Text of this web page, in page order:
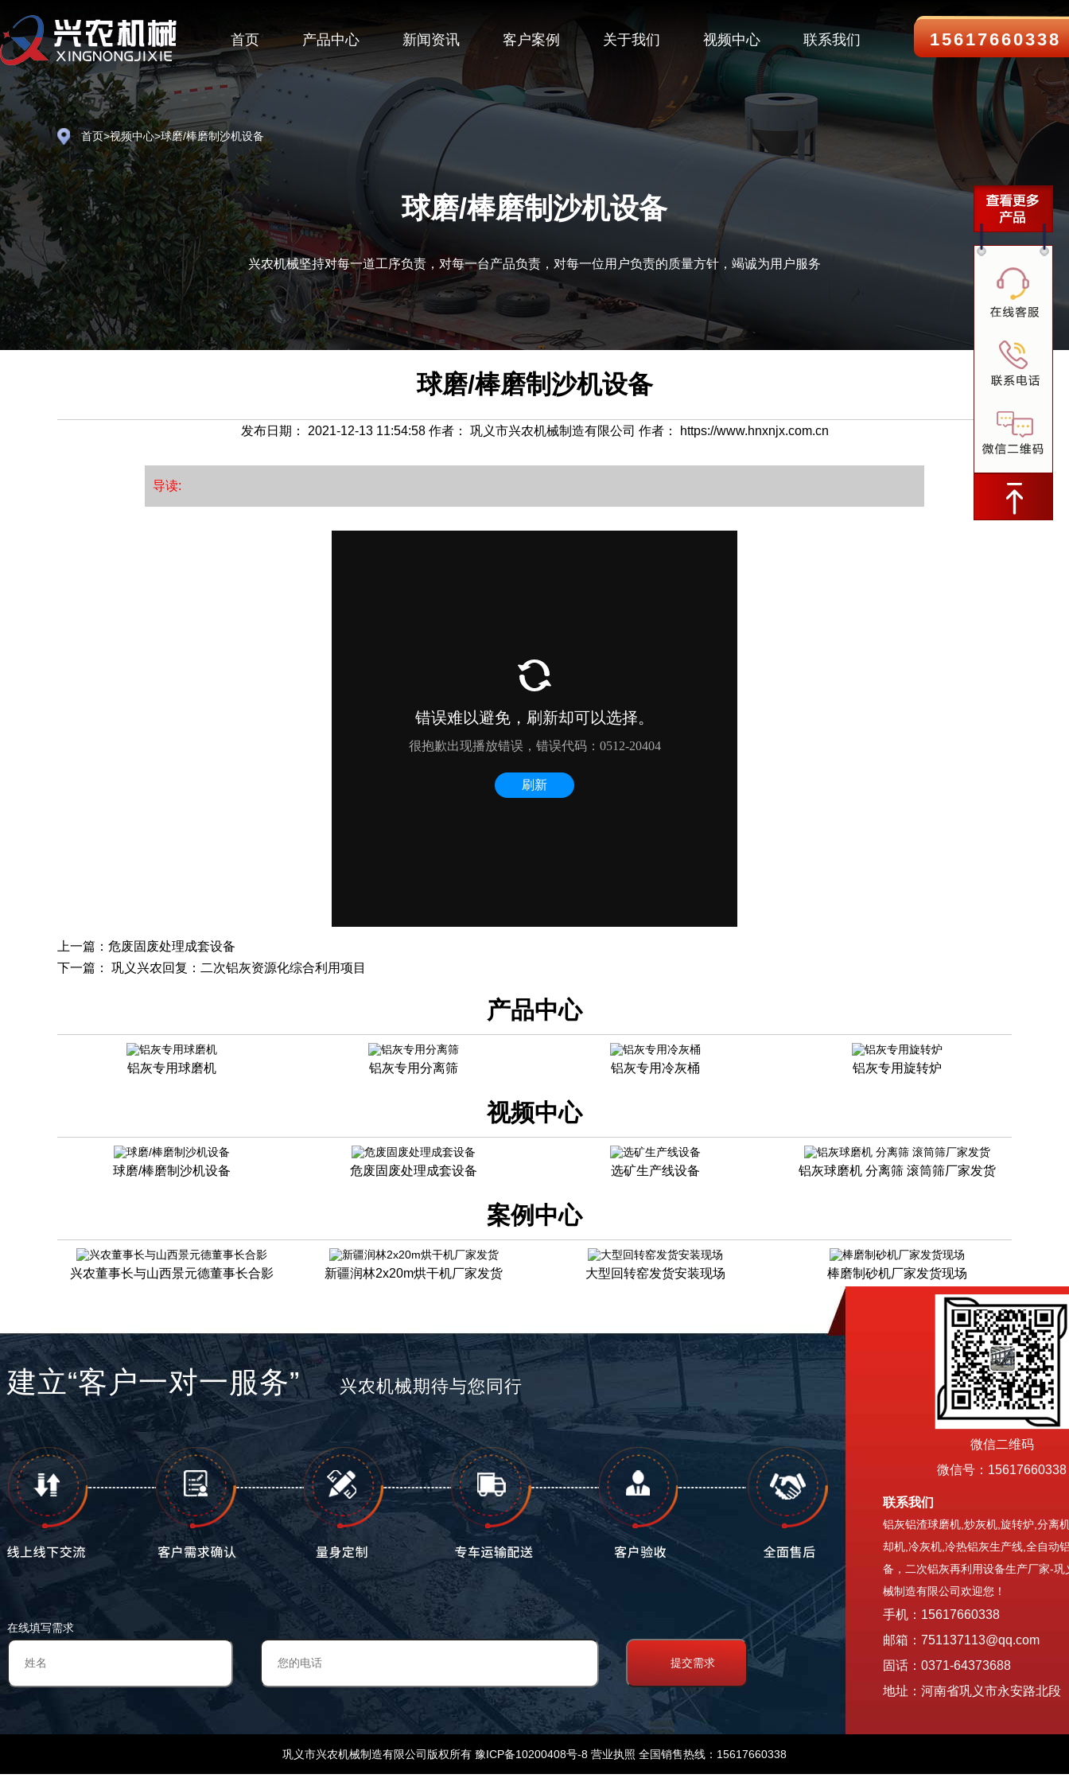
首页 产品中心 新闻资讯 客户案例 关于我们 视频中心 联系我们 15617660338
首页>视频中心>球磨/棒磨制沙机设备
球磨/棒磨制沙机设备
兴农机械坚持对每一道工序负责，对每一台产品负责，对每一位用户负责的质量方针，竭诚为用户服务
球磨/棒磨制沙机设备
发布日期： 2021-12-13 11:54:58 作者： 巩义市兴农机械制造有限公司 作者： https://www.hnxnjx.com.cn
导读:
上一篇： 危废固废处理成套设备
下一篇：
巩义兴农回复：二次铝灰资源化综合利用项目
产品中心
铝灰专用球磨机 铝灰专用分离筛 铝灰专用冷灰桶 铝灰专用旋转炉
视频中心
球磨/棒磨制沙机设备 危废固废处理成套设备 选矿生产线设备 铝灰球磨机 分离筛 滚筒筛厂家发货
案例中心
兴农董事长与山西景元德董事长合影 新疆润林2x20m烘干机厂家发货 大型回转窑发货安装现场 棒磨制砂机厂家发货现场
建立“客户一对一服务” 兴农机械期待与您同行
在线填写需求
微信二维码
微信号：15617660338
联系我们
铝灰铝渣球磨机,炒灰机,旋转炉,分离
却机,冷灰机,冷热铝灰生产线,全自动
备，二次铝灰再利用设备生产厂家-巩
械制造有限公司欢迎您！
手机：15617660338
邮箱：751137113@qq.com
固话：0371-64373688
地址：河南省巩义市永安路北段
巩义市兴农机械制造有限公司版权所有 豫ICP备10200408号-8 营业执照 全国销售热线：15617660338